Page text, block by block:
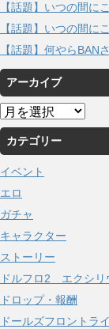
【話題】いつの間に
【話題】いつの間に
【話題】何やらBAN
アーカイブ
ア
ー
カ
イ
ブ
カテゴリー
イベント
エロ
ガチャ
キャラクター
ストーリー
ドルフロ2 エクシリ
ドロップ・報酬
ドールズフロントラ